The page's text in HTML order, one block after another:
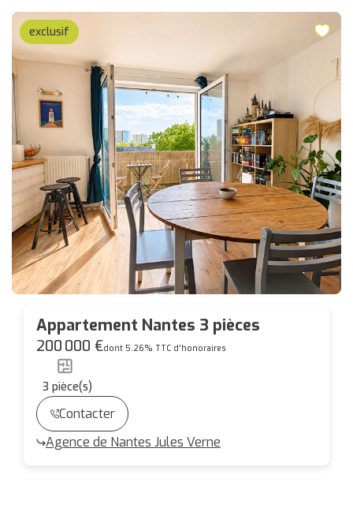
exclusif
Appartement Nantes 3 pièces
200 000 €dont 5.26% TTC d'honoraires
3 pièce(s)
Contacter
Agence de Nantes Jules Verne